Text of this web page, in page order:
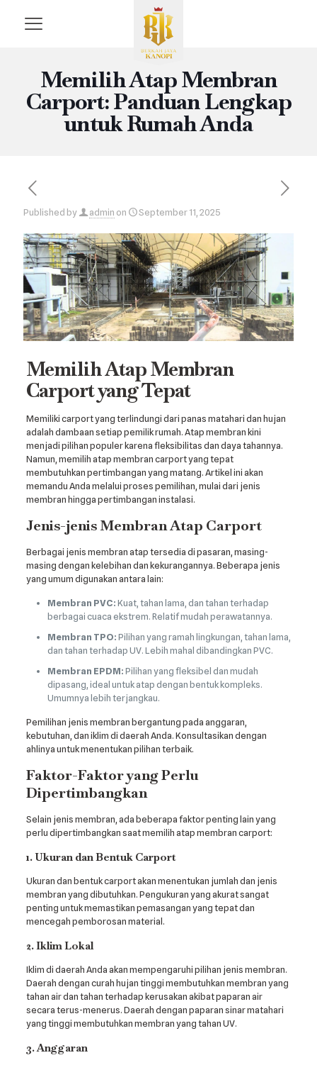
Memilih Atap Membran
Carport: Panduan Lengkap
untuk Rumah Anda
Published by admin on September 11, 2025
Memilih Atap Membran
Carport yang Tepat
Memiliki carport yang terlindungi dari panas matahari dan hujan
adalah dambaan setiap pemilik rumah. Atap membran kini
menjadi pilihan populer karena fleksibilitas dan daya tahannya.
Namun, memilih atap membran carport yang tepat
membutuhkan pertimbangan yang matang. Artikel ini akan
memandu Anda melalui proses pemilihan, mulai dari jenis
membran hingga pertimbangan instalasi.
Jenis-jenis Membran Atap Carport
Berbagai jenis membran atap tersedia di pasaran, masing-
masing dengan kelebihan dan kekurangannya. Beberapa jenis
yang umum digunakan antara lain:
Membran PVC:Kuat, tahan lama, dan tahan terhadap
berbagai cuaca ekstrem. Relatif mudah perawatannya.
Membran TPO:Pilihan yang ramah lingkungan, tahan lama,
dan tahan terhadap UV. Lebih mahal dibandingkan PVC.
Membran EPDM:Pilihan yang fleksibel dan mudah
dipasang, ideal untuk atap dengan bentuk kompleks.
Umumnya lebih terjangkau.
Pemilihan jenis membran bergantung pada anggaran,
kebutuhan, dan iklim di daerah Anda. Konsultasikan dengan
ahlinya untuk menentukan pilihan terbaik.
Faktor-Faktor yang Perlu
Dipertimbangkan
Selain jenis membran, ada beberapa faktor penting lain yang
perlu dipertimbangkan saat memilih atap membran carport:
1. Ukuran dan Bentuk Carport
Ukuran dan bentuk carport akan menentukan jumlah dan jenis
membran yang dibutuhkan. Pengukuran yang akurat sangat
penting untuk memastikan pemasangan yang tepat dan
mencegah pemborosan material.
2. Iklim Lokal
Iklim di daerah Anda akan mempengaruhi pilihan jenis membran.
Daerah dengan curah hujan tinggi membutuhkan membran yang
tahan air dan tahan terhadap kerusakan akibat paparan air
secara terus-menerus. Daerah dengan paparan sinar matahari
yang tinggi membutuhkan membran yang tahan UV.
3. Anggaran